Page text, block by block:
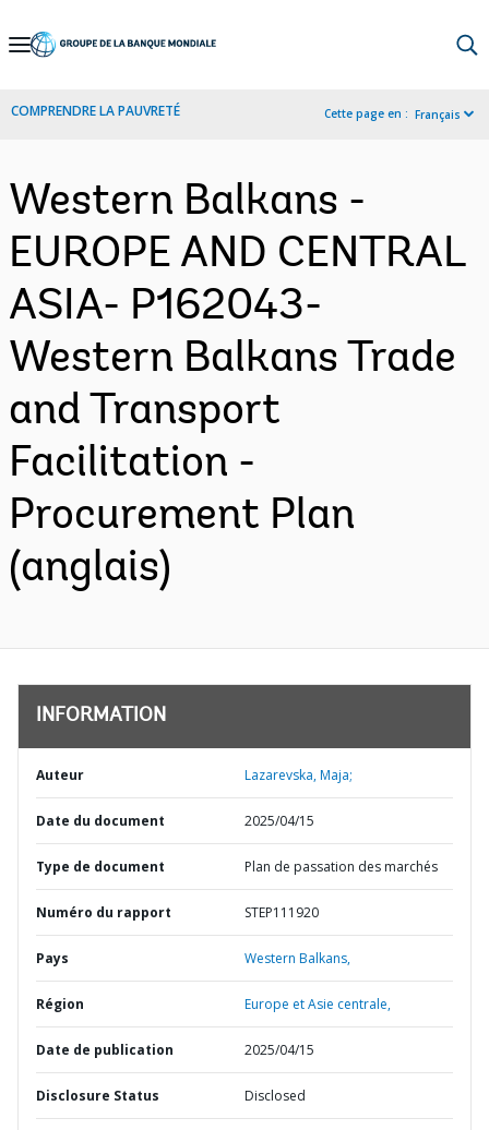
Skip
Navigation
COMPRENDRE LA PAUVRETÉ Cette page en : Français
Western Balkans -
EUROPE AND CENTRAL
ASIA- P162043-
Western Balkans Trade
and Transport
Facilitation -
Procurement Plan
(anglais)
INFORMATION
Auteur Lazarevska, Maja;
Date du document 2025/04/15
Type de document Plan de passation des marchés
Numéro du rapport STEP111920
Pays Western Balkans,
Région Europe et Asie centrale,
Date de publication 2025/04/15
Disclosure Status Disclosed